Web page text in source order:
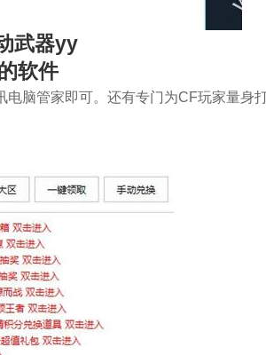
武器yy
软件
脑管家即可。还有专门为CF玩家量身